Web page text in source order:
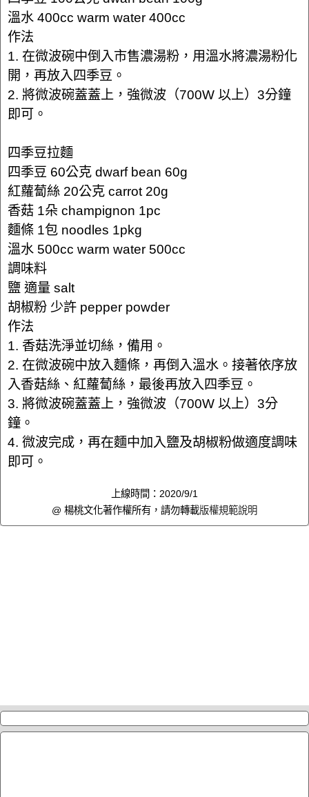
溫水 400cc warm water 400cc
作法
1. 在微波碗中倒入市售濃湯粉，用溫水將濃湯粉化
開，再放入四季豆。
2. 將微波碗蓋蓋上，強微波（700W 以上）3分鐘
即可。
四季豆拉麵
四季豆 60公克 dwarf bean 60g
紅蘿蔔絲 20公克 carrot 20g
香菇 1朵 champignon 1pc
麵條 1包 noodles 1pkg
溫水 500cc warm water 500cc
調味料
鹽 適量 salt
胡椒粉 少許 pepper powder
作法
1. 香菇洗淨並切絲，備用。
2. 在微波碗中放入麵條，再倒入溫水。接著依序放
入香菇絲、紅蘿蔔絲，最後再放入四季豆。
3. 將微波碗蓋蓋上，強微波（700W 以上）3分
鐘。
4. 微波完成，再在麵中加入鹽及胡椒粉做適度調味
即可。
上線時間：2020/9/1
@ 楊桃文化著作權所有，請勿轉載版權規範說明